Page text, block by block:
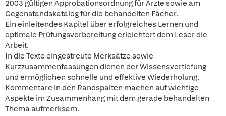
2003 gültigen Approbationsordnung für Ärzte sowie am
Gegenstandskatalog für die behandelten Fächer.
Ein einleitendes Kapitel über erfolgreiches Lernen und
optimale Prüfungsvorbereitung erleichtert dem Leser die
Arbeit.
In die Texte eingestreute Merksätze sowie
Kurzzusammenfassungen dienen der Wissensvertiefung
und ermöglichen schnelle und effektive Wiederholung.
Kommentare in den Randspalten machen auf wichtige
Aspekte im Zusammenhang mit dem gerade behandelten
Thema aufmerksam.